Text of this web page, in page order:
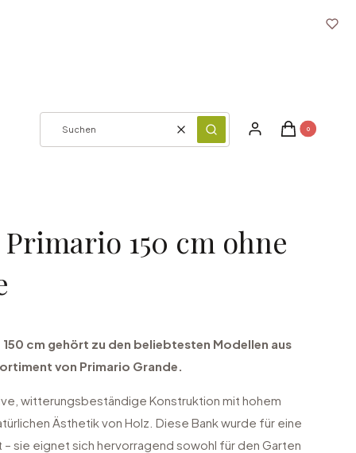
Zurücksetzen
Suchen
Einloggen Produkte im
Warenkorb
150 cm ohne
cm gehört zu den beliebtesten Modellen aus
von Primario Grande.
witterungsbeständige Konstruktion mit hohem
Ästhetik von Holz. Diese Bank wurde für eine
sie eignet sich hervorragend sowohl für den Garten